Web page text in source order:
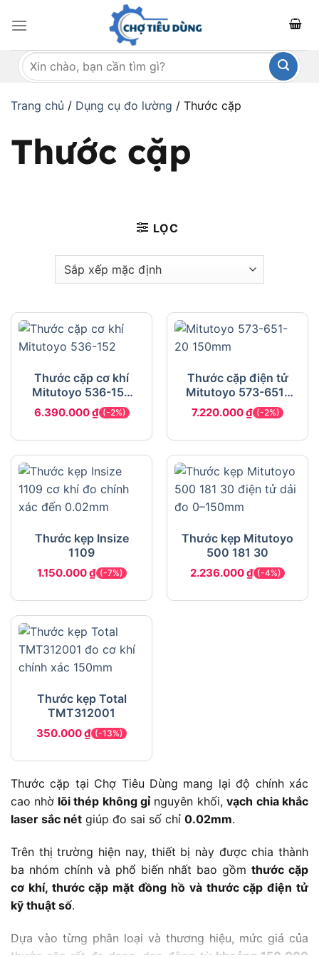
qua
dungTìm
kiếm:
Trang chủ / Dụng cụ đo lường / Thước cặp
Thước cặp
LỌC
Thước cặp cơ khí
Mitutoyo 536-152
200mm
6.390.000₫ (-2%)
Thước cặp điện tử
Mitutoyo 573-651-
20 150mm
7.220.000₫ (-2%)
Thước kẹp Insize
1109
1.150.000₫ (-7%)
Thước kẹp Mitutoyo
500 181 30
2.236.000₫ (-4%)
Thước kẹp Total
TMT312001
350.000₫ (-13%)
Thước cặp tại Chợ Tiêu Dùng mang lại độ chính xác
cao nhờ lõi thép không gỉnguyên khối,vạch chia khắc
laser sắc nét giúp đo sai số chỉ 0.02mm.
Trên thị trường hiện nay, thiết bị này được chia thành
ba nhóm chính và phổ biến nhất bao gồmthước cặp
cơ khí, thước cặp mặt đồng hồ và thước cặp điện tử
kỹ thuật số.
Dựa vào từng phân loại và thương hiệu, mức giá của